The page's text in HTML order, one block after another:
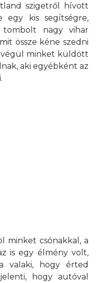
szigetről hívott
egy kis segítségre,
nagy vihar
össze kéne szedni
végül minket küldött
aki egyébként az
minket csónakkal, a
is egy élmény volt,
valaki, hogy érted
hogy autóval